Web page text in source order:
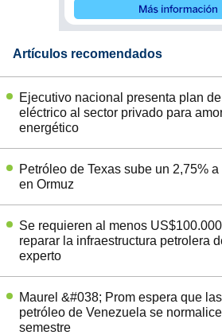
Artículos recomendados
Ejecutivo nacional presenta plan
eléctrico al sector privado para
energético
Petróleo de Texas sube un 2,75%
en Ormuz
Se requieren al menos
reparar la infraestructura petrolera
experto
Maurel &#038; Prom espera que
petróleo de Venezuela se
semestre